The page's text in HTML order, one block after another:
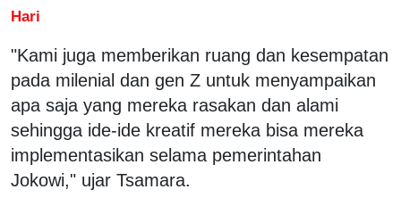
Hari
"Kami juga memberikan ruang dan kesempatan
pada milenial dan gen Z untuk menyampaikan
apa saja yang mereka rasakan dan alami
sehingga ide-ide kreatif mereka bisa mereka
implementasikan selama pemerintahan
Jokowi," ujar Tsamara.